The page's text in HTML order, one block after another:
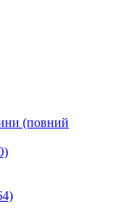
(повний